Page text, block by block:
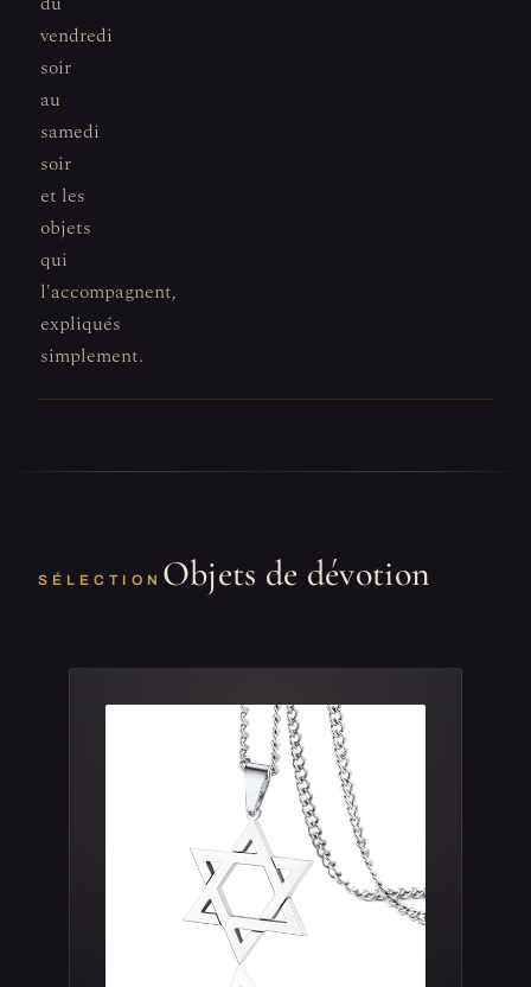
vendredi
soir
au
samedi
soir
et les
objets
qui
l'accompagnent,
expliqués
simplement.
SÉLECTION Objets de dévotion